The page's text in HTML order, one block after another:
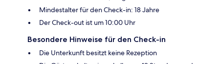
Mindestalter für den Check-in: 18 Jahre
Der Check-out ist um 10:00 Uhr
Besondere Hinweise für den Check-in
Die Unterkunft besitzt keine Rezeption